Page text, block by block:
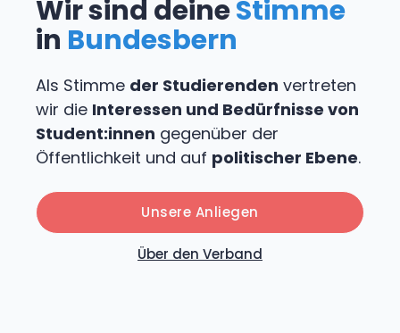
Wir sind deineStimme
in Bundesbern
Als Stimme der Studierenden vertreten
wir die Interessen und Bedürfnisse von
Student:innen gegenüber der
Öffentlichkeit und auf politischer Ebene.
Unsere Anliegen
Über den Verband